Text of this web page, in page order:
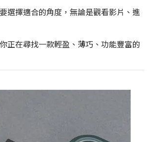
選擇適合的角度，無論是觀看影片、進
正在尋找一款輕盈、薄巧、功能豐富的